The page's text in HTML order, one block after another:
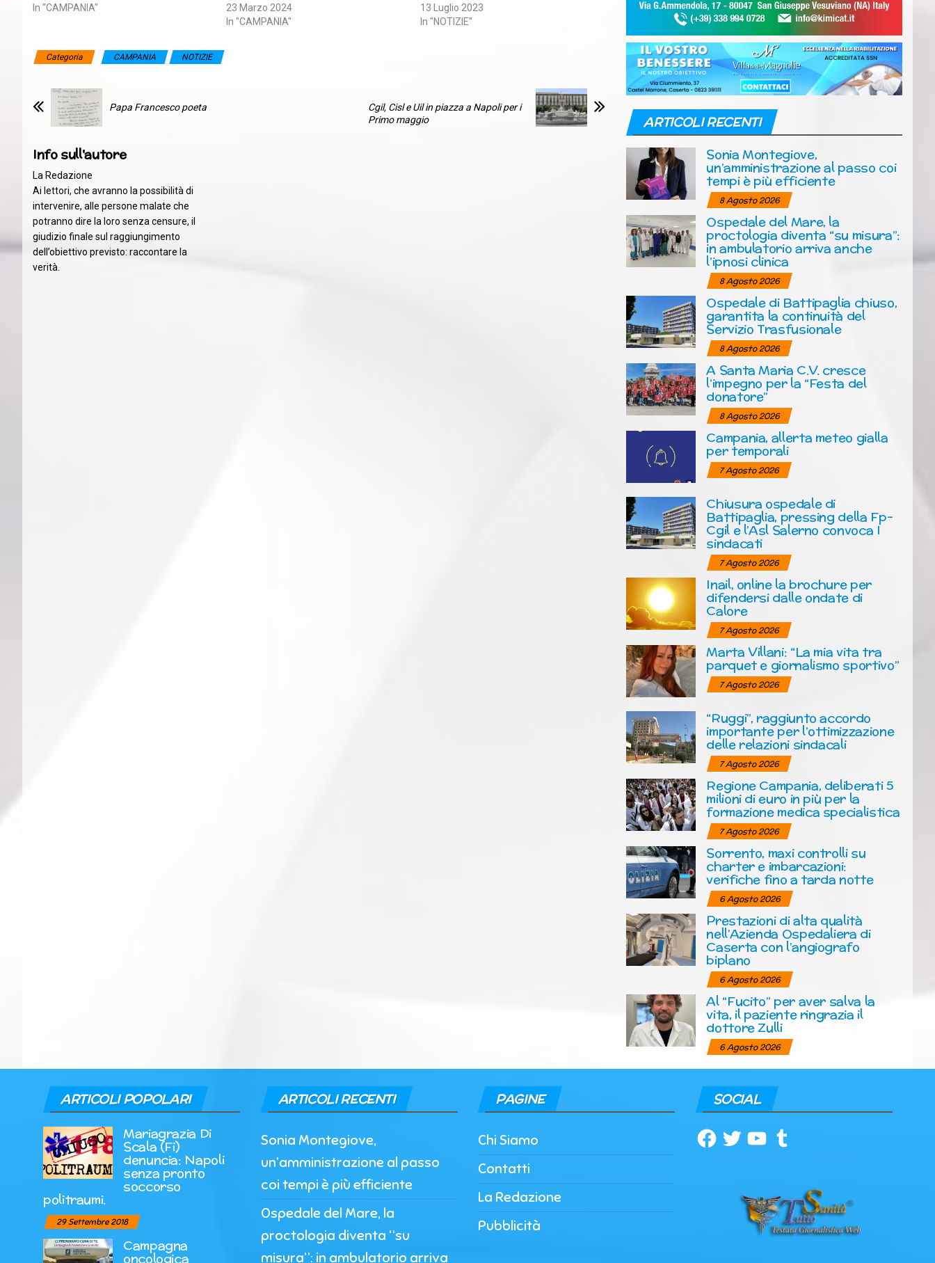
In "CAMPANIA"
23 Marzo 2024
In "CAMPANIA"
13 Luglio 2023
In "NOTIZIE"
Categoria CAMPANIA NOTIZIE
Papa Francesco poeta
Cgil, Cisl e Uil in piazza a Napoli per i
Primo maggio
Info sull'autore
La Redazione
Ai lettori, che avranno la possibilità di
intervenire, alle persone malate che
potranno dire la loro senza censure, il
giudizio finale sul raggiungimento
dell’obiettivo previsto: raccontare la
verità.
ARTICOLI RECENTI
Sonia Montegiove,
un’amministrazione al passo coi
tempi è più efficiente
8 Agosto 2026
Ospedale del Mare, la
proctologia diventa “su misura”:
in ambulatorio arriva anche
l’ipnosi clinica
8 Agosto 2026
Ospedale di Battipaglia chiuso,
garantita la continuità del
Servizio Trasfusionale
8 Agosto 2026
A Santa Maria C.V. cresce
l’impegno per la “Festa del
donatore”
8 Agosto 2026
Campania, allerta meteo gialla
per temporali
7 Agosto 2026
Chiusura ospedale di
Battipaglia, pressing della Fp-
Cgil e l’Asl Salerno convoca I
sindacati
7 Agosto 2026
Inail, online la brochure per
difendersi dalle ondate di
Calore
7 Agosto 2026
Marta Villani: “La mia vita tra
parquet e giornalismo sportivo”
7 Agosto 2026
“Ruggi”, raggiunto accordo
importante per l’ottimizzazione
delle relazioni sindacali
7 Agosto 2026
Regione Campania, deliberati 5
milioni di euro in più per la
formazione medica specialistica
7 Agosto 2026
Sorrento, maxi controlli su
charter e imbarcazioni:
verifiche fino a tarda notte
6 Agosto 2026
Prestazioni di alta qualità
nell’Azienda Ospedaliera di
Caserta con l’angiografo
biplano
6 Agosto 2026
Al “Fucito” per aver salva la
vita, il paziente ringrazia il
dottore Zulli
6 Agosto 2026
ARTICOLI POPOLARI
Mariagrazia Di
Scala (Fi)
denuncia: Napoli
senza pronto
soccorso
politraumi.
29 Settembre 2018
Campagna
oncologica
ARTICOLI RECENTI
Sonia Montegiove,
un’amministrazione al passo
coi tempi è più efficiente
Ospedale del Mare, la
proctologia diventa “su
misura”: in ambulatorio arriva
PAGINE
Chi Siamo
Contatti
La Redazione
Pubblicità
SOCIAL
Facebook
TwitterYouTubeTumblr